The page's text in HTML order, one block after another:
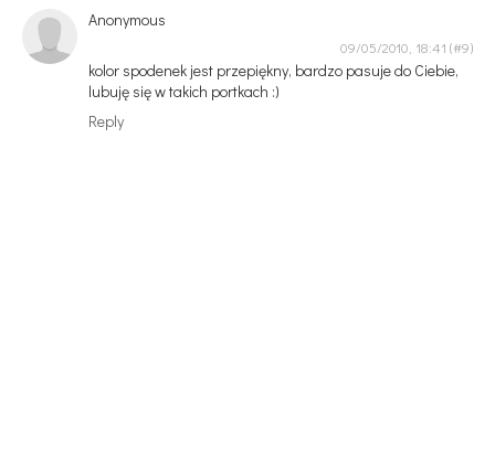
Anonymous
09/05/2010, 18:41
kolor spodenek jest przepiękny, bardzo pasuje do Ciebie,
lubuję się w takich portkach :)
Reply